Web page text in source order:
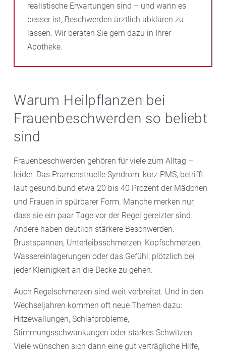
realistische Erwartungen sind – und wann es
besser ist, Beschwerden ärztlich abklären zu
lassen. Wir beraten Sie gern dazu in Ihrer
Apotheke.
Warum Heilpflanzen bei
Frauenbeschwerden so beliebt
sind
Frauenbeschwerden gehören für viele zum Alltag –
leider. Das Prämenstruelle Syndrom, kurz PMS, betrifft
laut gesund.bund etwa 20 bis 40 Prozent der Mädchen
und Frauen in spürbarer Form. Manche merken nur,
dass sie ein paar Tage vor der Regel gereizter sind.
Andere haben deutlich stärkere Beschwerden:
Brustspannen, Unterleibsschmerzen, Kopfschmerzen,
Wassereinlagerungen oder das Gefühl, plötzlich bei
jeder Kleinigkeit an die Decke zu gehen.
Auch Regelschmerzen sind weit verbreitet. Und in den
Wechseljahren kommen oft neue Themen dazu:
Hitzewallungen, Schlafprobleme,
Stimmungsschwankungen oder starkes Schwitzen.
Viele wünschen sich dann eine gut verträgliche Hilfe,